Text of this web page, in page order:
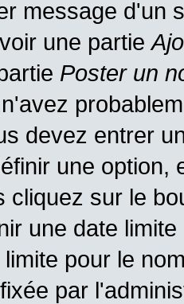
message d'un
une partie
Poster un
devez entrer
une option,
cliquez sur le
une date
pour le
par